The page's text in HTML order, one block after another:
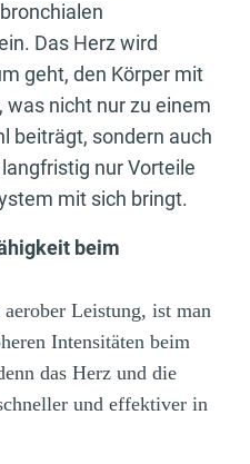
Das Herz wird
geht, den Körper mit
nicht nur zu einem
beiträgt, sondern auch
nur Vorteile
mit sich bringt.
beim
Leistung, ist man
Intensitäten beim
das Herz und die
und effektiver in